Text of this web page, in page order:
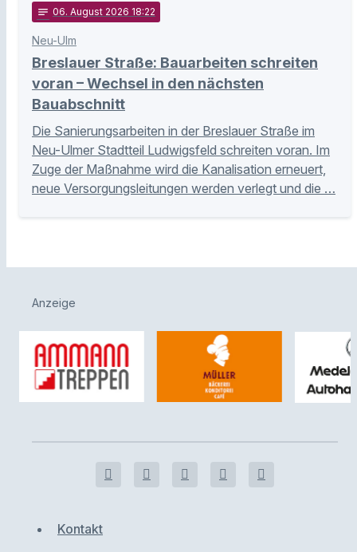
notes 06. August 2026 18:22
Neu-Ulm
Breslauer Straße: Bauarbeiten schreiten
voran – Wechsel in den nächsten
Bauabschnitt
Die Sanierungsarbeiten in der Breslauer Straße im
Neu-Ulmer Stadtteil Ludwigsfeld schreiten voran. Im
Zuge der Maßnahme wird die Kanalisation erneuert,
neue Versorgungsleitungen werden verlegt und die …
Anzeige
Kontakt